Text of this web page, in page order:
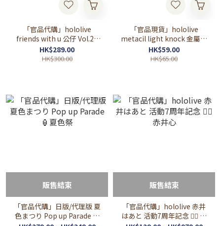
「官品代購」hololive
friends with u 公仔 Vol.21
(AZKi/赤井はあと/白上フブ
キ/大神ミオ/常闇トワ)
HK$289.00
HK$300.00
「官品現貨」hololive
metacil light knock 金屬鉛
筆 第2彈
HK$59.00
HK$65.00
販售結束
「官品代購」日版/代理版 夏
色まつり Pop up Parade 🏮
販售結束
「官品代購」hololive 赤井
はあと 活動7周年記念 ❤️‍🔥 赤